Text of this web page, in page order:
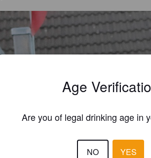
Age
Are you of legal drinking age in
NO YES